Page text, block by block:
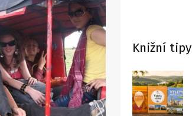
Knižní tipy